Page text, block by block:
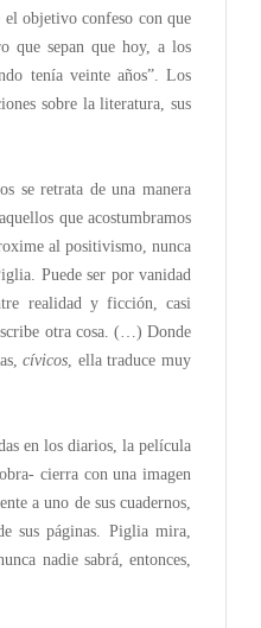
el objetivo confeso con que
que sepan que hoy, a los
tenía veinte años”. Los
sobre la literatura, sus
se retrata de una manera
que acostumbramos
al positivismo, nunca
Puede ser por vanidad
realidad y ficción, casi
otra cosa. (…) Donde
cívicos , ella traduce muy
en los diarios, la película
cierra con una imagen
a uno de sus cuadernos,
sus páginas. Piglia mira,
nadie sabrá, entonces,